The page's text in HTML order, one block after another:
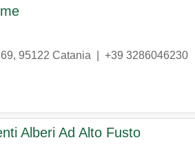
, 95122 Catania +39 3286046230
Alberi Ad Alto Fusto